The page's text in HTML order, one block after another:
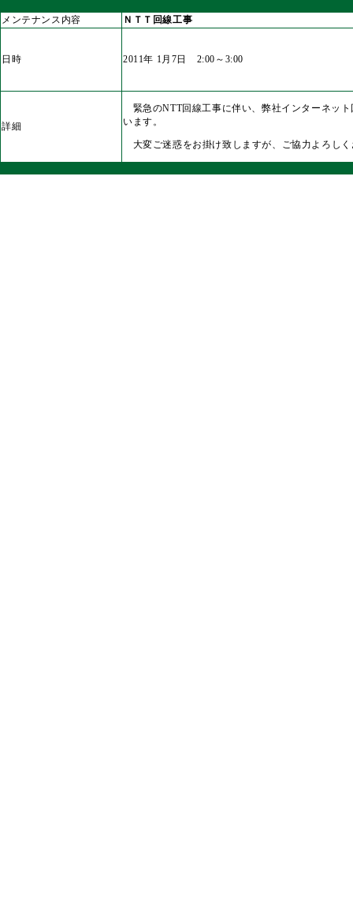
メンテナンス内容 ＮＴＴ回線工事
日時 2011年 1月7日 2:00～3:00
詳細
緊急のNTT回線工事に伴い、弊社インターネッ
います。
大変ご迷惑をお掛け致しますが、ご協力よろし